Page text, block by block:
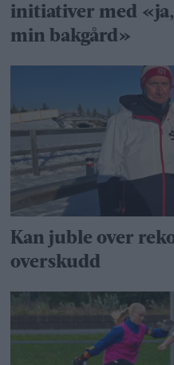
initiativer med
min bakgård»
Kan juble over
overskudd